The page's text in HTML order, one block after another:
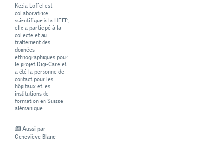
Kezia Löffel est
collaboratrice
scientifique à la HEFP;
elle a participé à la
collecte et au
traitement des
données
ethnographiques pour
le projet Digi-Care et
a été la personne de
contact pour les
hôpitaux et les
institutions de
formation en Suisse
alémanique.
Aussi par
Geneviève Blanc